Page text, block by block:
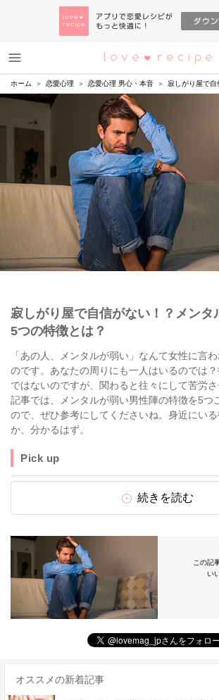
ホーム 恋愛心理 恋愛心理 男心・本音 寂しがり屋で
寂しがり屋で自信がない！？メンタ
5つの特徴とは？
「あの人、メンタルが弱い」なんて女性に言
のです。あなたの周りにも一人はいるのでは
ではないのですが、関わると往々にして苦労
記事では、メンタルが弱い男性陣の特徴を5つ
ので、ぜひ参考にしてくださいね。身近にい
か、分かるはず。
Pick up
続きを読む
この記
い
オススメの新着記事